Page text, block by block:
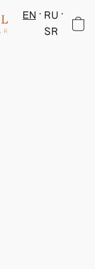
EN
RU
SR